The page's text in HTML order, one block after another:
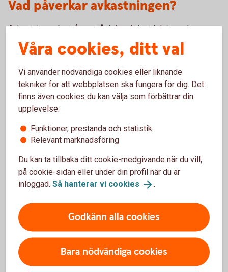
Vad påverkar avkastningen?
Avkastningen består av två delar, aktieutdelning och
eventuell värdestegring på aktien. Aktieutdelningen
bestäms på den årliga bolagsstämman och utbetalas
värdestegring uppstår först när aktien säljs – om
aktiekursen är högre när den säljs än när den köptes.
För- och nackdelar med aktier
Fördelar
Möjlighet till årlig utdelning.
Möjlighet att investera i bolag du tror på.
Inga förvaltningskostnader.
Nackdelar
Våra cookies, ditt val
Vi använder nödvändiga cookies eller liknande
tekniker för att webbplatsen ska fungera för dig. Det
finns även cookies du kan välja som förbättrar din
upplevelse:
Funktioner, prestanda och statistik
Relevant marknadsföring
Du kan ta tillbaka ditt cookie-medgivande när du vill,
på cookie-sidan eller under din profil när du är
inloggad. Så hanterar vi cookies .
Godkänn alla cookies
Bara nödvändiga cookies